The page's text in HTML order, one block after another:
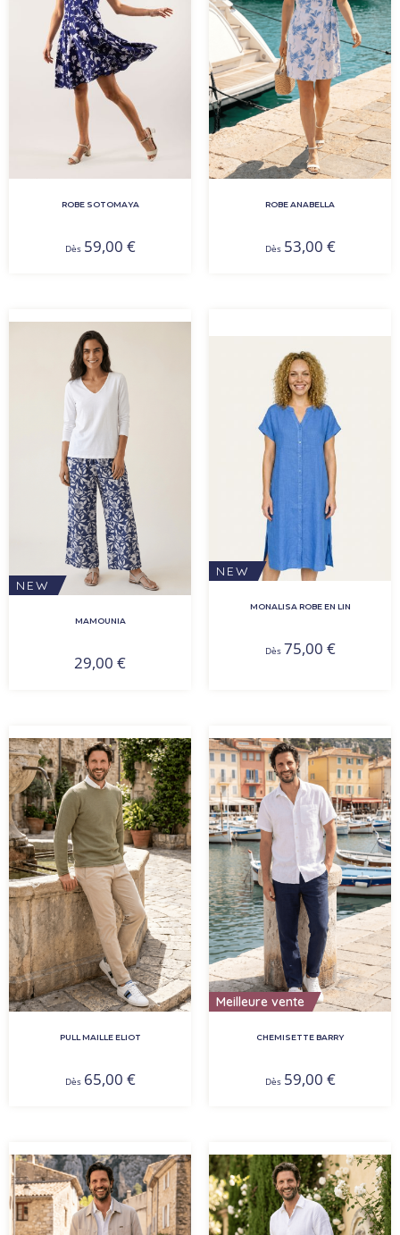
ROBE SOTOMAYA
Dès 59,00 €
ROBE ANABELLA
Dès 53,00 €
NEW
MAMOUNIA
29,00 €
NEW
MONALISA ROBE EN LIN
Dès 75,00 €
PULL MAILLE ELIOT
Dès 65,00 €
Meilleure vente
CHEMISETTE BARRY
Dès 59,00 €